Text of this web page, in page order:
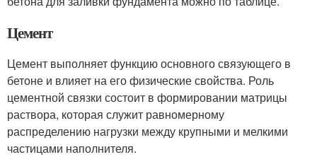
Цемент
Цемент выполняет функцию основного связующего в
бетоне и влияет на его физические свойства. Роль
цементной связки состоит в формировании матрицы
раствора, которая служит равномерному
распределению нагрузки между крупными и мелкими
частицами наполнителя.